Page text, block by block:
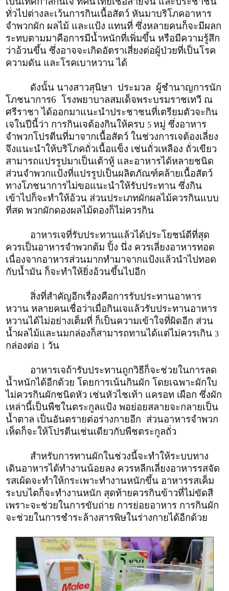
ทั่วไปต่างละเว้นการกินเนื้อสัตว์ หันมาบริโภคอาหาร
จำพวกผัก ผลไม้ และแป้ง แทนที่ ซึ่งหลายคนก็จะมีผลก
ระทบตามมาคือการมีน้ำหนักที่เพิ่มขึ้น หรือมีความรู้สึก
ว่าอ้วนขึ้น ซึ่งอาจจะเกิดอัตราเสี่ยงต่อผู้ป่วยที่เป็นโรค
ความดัน และโรคเบาหวาน ได้
ดังนั้น นางสาวสุนิษา ประมวล ผู้ชำนาญการนัก
โภชนาการ6 โรงพยาบาลสมเด็จพระบรมราชเทวี ณ
ศรีราชา ได้ออกมาแนะนำประชาชนที่เตรียมตัวจะกิน
เจในปีนี้ว่า การกินเจต้องกินให้ครบ 5 หมู่ ซึ่งอาหาร
จำพวกโปรตีนที่มาจากเนื้อสัตว์ ในช่วงการเจต้องเลี่ยง
จึงแนะนำให้บริโภคถั่วเนื้อแข็ง เช่นถั่วเหลือง ถั่วเขียว
สามารถแปรรูปมาเป็นเต้าหู้ และอาหารได้หลายชนิด
ส่วนจำพวกแป้งที่แปรรูปเป็นผลิตภัณฑ์คล้ายเนื้อสัตว์
ทางโภชนาการไม่ขอแนะนำให้รับประทาน ซึ่งกิน
เข้าไปก็จะทำให้อ้วน ส่วนประเภทผักผลไม้ควรกินแบบ
ที่สด พวกผักดองผลไม้ดองก็ไม่ควรกิน
อาหารเจที่รับประทานแล้วได้ประโยชน์ดีที่สุด
ควรเป็นอาหารจำพวกต้ม ปิ้ง นึ่ง ควรเลี่ยงอาหารทอด
เนื่องจากอาหารส่วนมากทำมาจากแป้งแล้วนำไปทอด
กับน้ำมัน ก็จะทำให้ยิ่งอ้วนขึ้นไปอีก
สิ่งที่สำคัญอีกเรื่องคือการรับประทานอาหาร
หวาน หลายคนเชื่อว่าเมื่อกินเจแล้วรับประทานอาหาร
หวานได้ไม่อย่างเต็มที่ ก็เป็นความเข้าใจที่ผิดอีก ส่วน
น้ำผลไม้และนมกล่องก็สามารถทานได้แต่ไม่ควรเกิน 3
กล่องต่อ 1 วัน
อาหารเจถ้ารับประทานถูกวิธีก็จะช่วยในการลด
น้ำหนักได้อีกด้วย โดยการเน้นกินผัก โดยเฉพาะผักใบ
ไม่ควรกินผักชนิดหัว เช่นหัวไชเท้า แครอท เผือก ซึ่งผัก
เหล่านี้เป็นพืชในตระกูลแป้ง พอย่อยสลายจะกลายเป็น
น้ำตาล เป็นอันตรายต่อร่างกายอีก ส่วนอาหารจำพวก
เห็ดก็จะให้โปรตีนเช่นเดียวกับพืชตระกูลถั่ว
สำหรับการทานผักในช่วงนี้จะทำให้ระบบทาง
เดินอาหารได้ทำงานน้อยลง ควรหลีกเลี่ยงอาหารรสจัด
รสเผ้ดจะทำให้กระเพาะทำงานหนักขึ้น อาหารรสเค็ม
ระบบไตก็จะทำงานหนัก สุดท้ายควรกินข้าวที่ไม่ขัดสี
เพราะจะช่วยในการขับถ่าย การย่อยอาหาร การกินผัก
จะช่วยในการชำระล้างสารพิษในร่างกายได้อีกด้วย